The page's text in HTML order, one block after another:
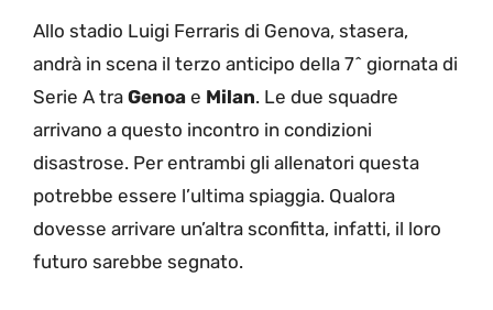
Allo stadio Luigi Ferraris di Genova, stasera,
andrà in scena il terzo anticipo della 7^ giornata di
Serie A tra Genoa e Milan. Le due squadre
arrivano a questo incontro in condizioni
disastrose. Per entrambi gli allenatori questa
potrebbe essere l’ultima spiaggia. Qualora
dovesse arrivare un’altra sconfitta, infatti, il loro
futuro sarebbe segnato.